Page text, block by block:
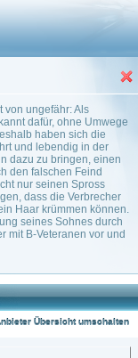
von ungefähr: Als
dafür, ohne Umwege
haben sich die
und lebendig in der
dazu zu bringen, einen
den falschen Feind
nur seinen Spross
dass die Verbrecher
Haar krümmen können.
seines Sohnes durch
mit B-Veteranen vor und
Übersicht umschalten